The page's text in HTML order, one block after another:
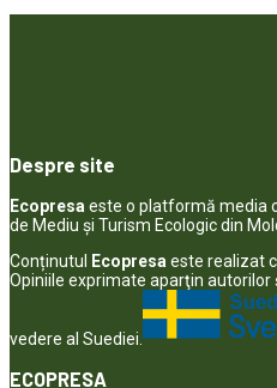
Despre site
Ecopresa este o platformă media
de Mediu și Turism Ecologic din
Conținutul
Ecopresa este realizat
Opiniile exprimate aparţin
vedere al Suediei.
ECOPRESA